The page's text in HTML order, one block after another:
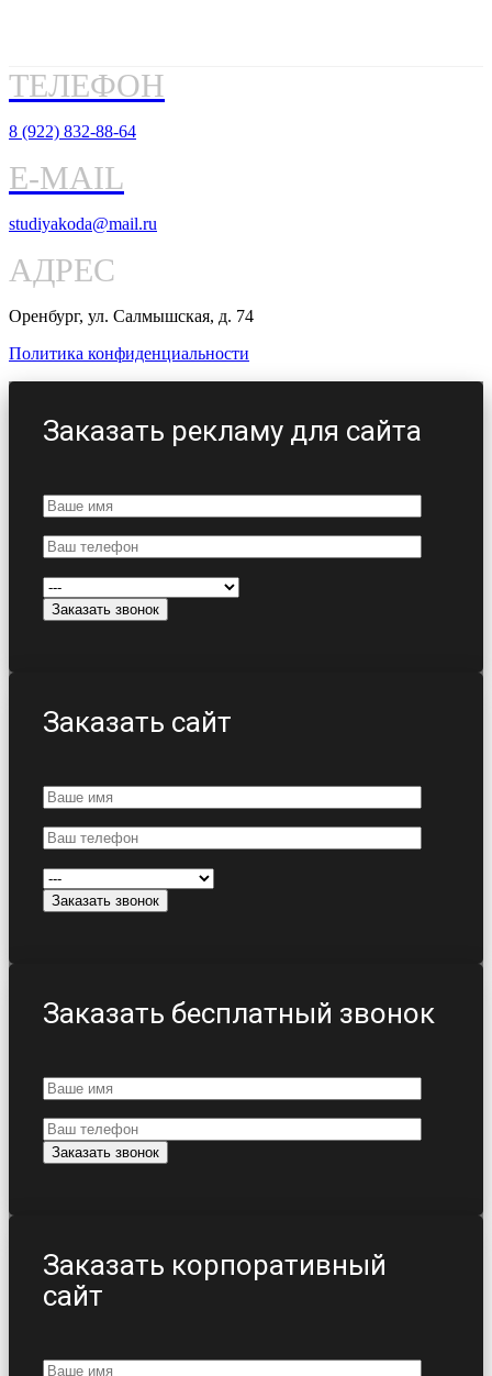
ТЕЛЕФОН
8 (922) 832-88-64
E-MAIL
studiyakoda@mail.ru
АДРЕС
Оренбург, ул. Салмышская, д. 74
Политика конфиденциальности
Заказать рекламу для сайта
Заказать сайт
Заказать бесплатный звонок
Заказать корпоративный
сайт